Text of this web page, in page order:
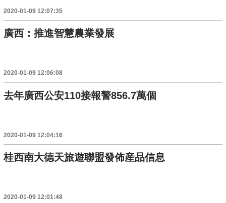
2020-01-09 12:07:35
廣西：推進智慧農業發展
2020-01-09 12:06:08
去年廣西公安110接報警856.7萬個
2020-01-09 12:04:16
桂西南大德天旅遊聯盟發佈産品信息
2020-01-09 12:01:48